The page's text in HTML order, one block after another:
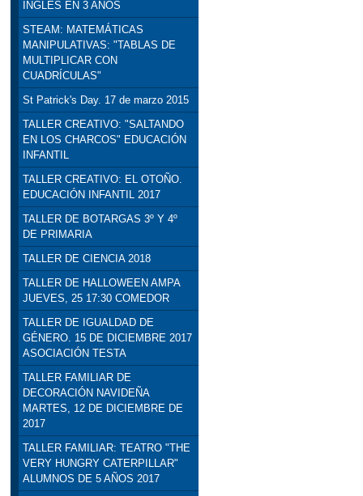
INGLÉS EN 3 AÑOS
STEAM: MATEMÁTICAS
MANIPULATIVAS: "TABLAS DE
MULTIPLICAR CON
CUADRÍCULAS"
St Patrick's Day. 17 de marzo 2015
TALLER CREATIVO: "SALTANDO
EN LOS CHARCOS" EDUCACIÓN
INFANTIL
TALLER CREATIVO: EL OTOÑO.
EDUCACIÓN INFANTIL 2017
TALLER DE BOTARGAS 3º Y 4º
DE PRIMARIA
TALLER DE CIENCIA 2018
TALLER DE HALLOWEEN AMPA
JUEVES, 25 17:30 COMEDOR
TALLER DE IGUALDAD DE
GÉNERO. 15 DE DICIEMBRE 2017
ASOCIACIÓN TESTA
TALLER FAMILIAR DE
DECORACIÓN NAVIDEÑA
MARTES, 12 DE DICIEMBRE DE
2017
TALLER FAMILIAR: TEATRO "THE
VERY HUNGRY CATERPILLAR"
ALUMNOS DE 5 AÑOS 2017